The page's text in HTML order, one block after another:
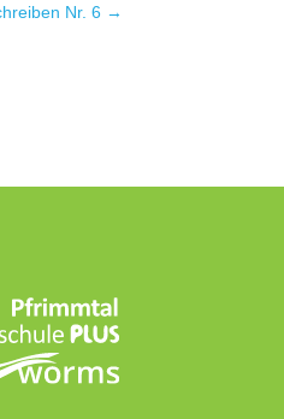
Nr. 6 →